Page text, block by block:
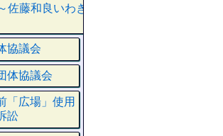
佐藤和良いわき
協議会
体協議会
「広場」使用
訟